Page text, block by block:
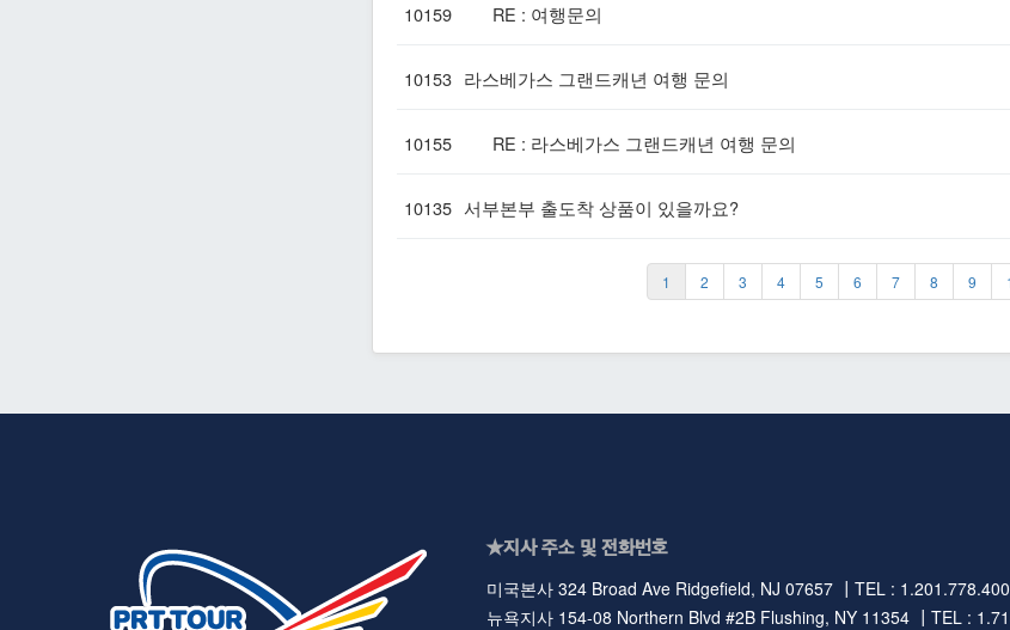
10159 RE : 여행문의
10153 라스베가스 그랜드캐년 여행 문의
10155 RE : 라스베가스 그랜드캐년 여행 문의
10135 서부본부 출도착 상품이 있을까요?
1 2 3 4 5 6 7 8 9
★지사 주소 및 전화번호
미국본사 324 Broad Ave Ridgefield, NJ 07657 ┃TEL :
뉴욕지사 154-08 Northern Blvd #2B Flushing, NY 11354 ┃TEL :